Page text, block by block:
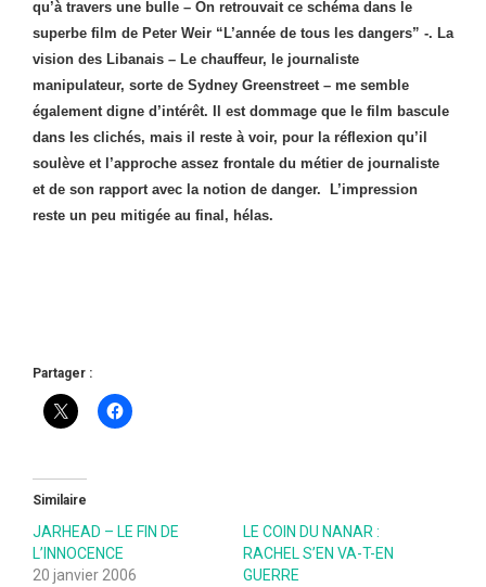
qu’à travers une bulle – On retrouvait ce schéma dans le
superbe film de Peter Weir “L’année de tous les dangers” -. La
vision des Libanais – Le chauffeur, le journaliste
manipulateur, sorte de Sydney Greenstreet – me semble
également digne d’intérêt.
Il est dommage que le film bascule
dans les clichés, mais il reste à voir, pour la réflexion qu’il
soulève et l’approche assez frontale du métier de journaliste
et de son rapport avec la notion de danger. L’impression
reste un peu mitigée au final, hélas.
Partager :
Similaire
JARHEAD – LE FIN DE
L’INNOCENCE
20 janvier 2006
LE COIN DU NANAR :
RACHEL S’EN VA-T-EN
GUERRE